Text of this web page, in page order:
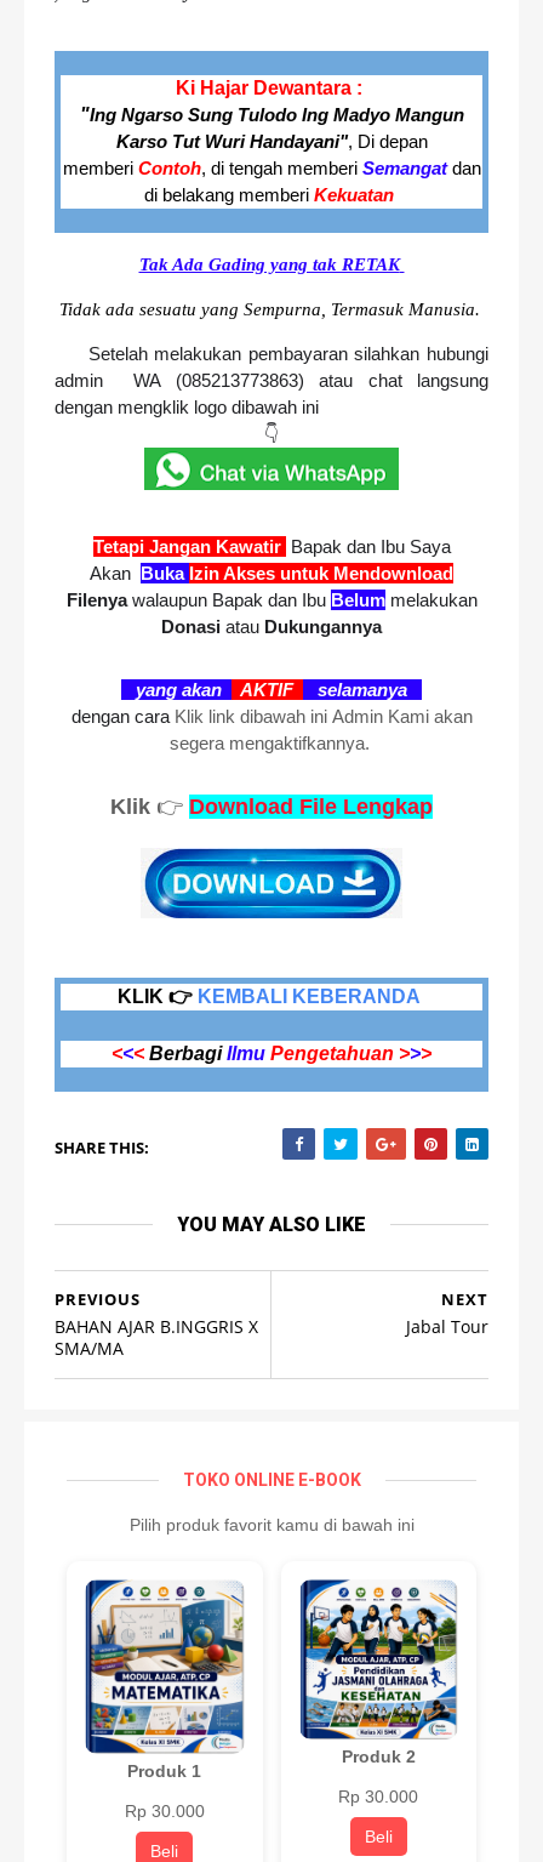
Ki Hajar Dewantara :
"Ing Ngarso Sung Tulodo Ing Madyo Mangun
Karso Tut Wuri Handayani", Di depan
memberi Contoh, di tengah memberi Semangatdan
di belakang memberi Kekuatan
Tak Ada Gading yang tak RETAK
Tidak ada sesuatu yang Sempurna, Termasuk Manusia.
Setelah melakukan pembayaran silahkan hubungi
admin WA (085213773863) atau chat langsung
dengan mengklik logo dibawah ini
👇
Tetapi Jangan Kawatir Bapak dan Ibu Saya
Akan Buka Izin Akses untuk Mendownload
Filenyawalaupun Bapak dan Ibu Belummelakukan
Donasi atau Dukungannya
yang akan AKTIF
selamanya
dengan cara Klik link dibawah ini Admin Kami akan
segera mengaktifkannya.
Klik👉 Download File Lengkap
KLIK 👉 KEMBALI KEBERANDA
<<< BerbagiIlmu Pengetahuan >>>
SHARE THIS:
YOU MAY ALSO LIKE
NEXT
Jabal Tour
PREVIOUS
BAHAN AJAR B.INGGRIS X
SMA/MA
TOKO ONLINE E-BOOK
Pilih produk favorit kamu di bawah ini
Produk 1
Rp 30.000
Beli
Produk 2
Rp 30.000
Beli